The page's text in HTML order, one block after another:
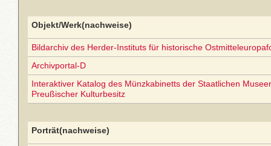
Objekt/Werk(nachweise)
Bildarchiv des Herder-Instituts für historische
Archivportal-D
Interaktiver Katalog des Münzkabinetts der Staatlichen
Preußischer Kulturbesitz
Porträt(nachweise)